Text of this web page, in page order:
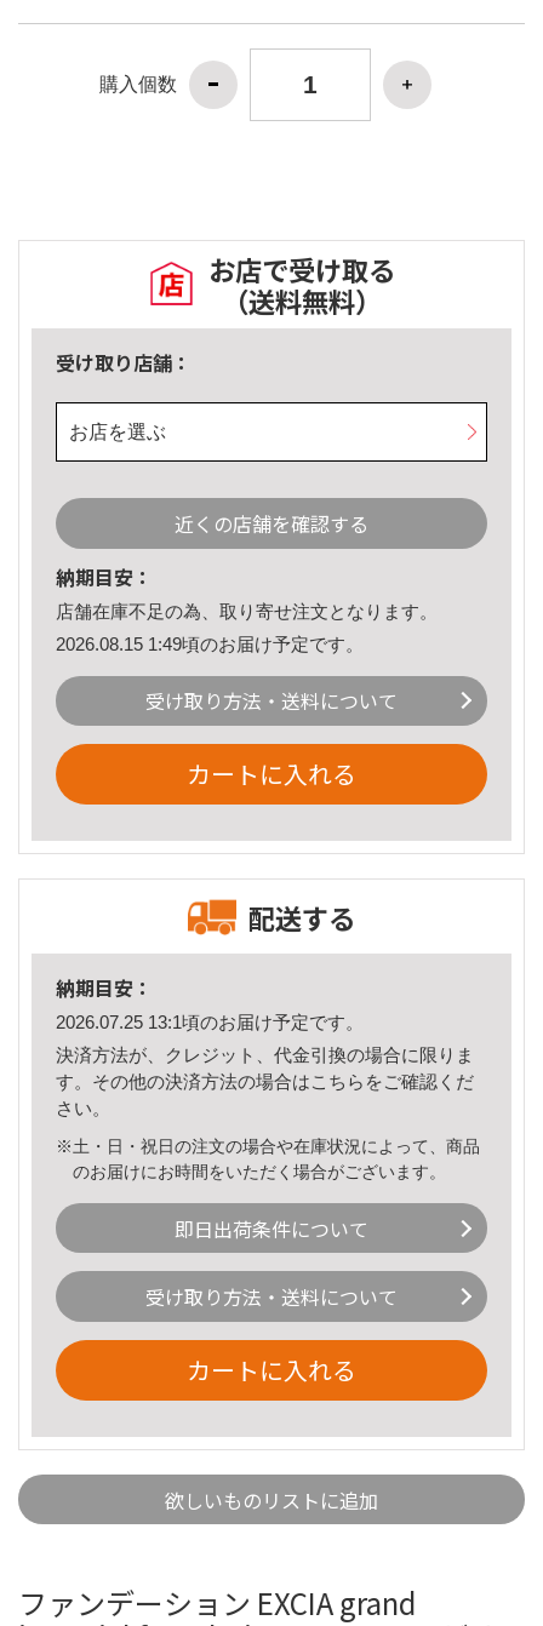
購入個数
お店で受け取る
（送料無料）
受け取り店舗：
お店を選ぶ
近くの店舗を確認する
納期目安：
店舗在庫不足の為、取り寄せ注文となります。
2026.08.15 1:49頃のお届け予定です。
受け取り方法・送料について
カートに入れる
配送する
納期目安：
2026.07.25 13:1頃のお届け予定です。
決済方法が、クレジット、代金引換の場合に限りま
す。その他の決済方法の場合はこちら をご確認くだ
さい。
※土・日・祝日の注文の場合や在庫状況によって、商品
のお届けにお時間をいただく場合がございます。
即日出荷条件について
受け取り方法・送料について
カートに入れる
欲しいものリストに追加
ファンデーション EXCIA grand